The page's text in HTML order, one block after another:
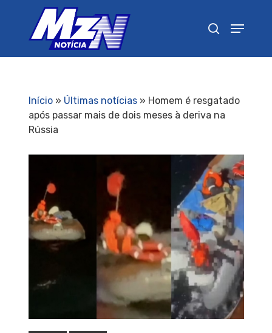
Início» Últimas notícias» Homem é resgatado
após passar mais de dois meses à deriva na
Rússia